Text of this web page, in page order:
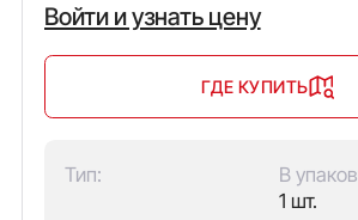
Войти и узнать цену
ГДЕ КУПИТЬ
Тип:
В
1 шт.